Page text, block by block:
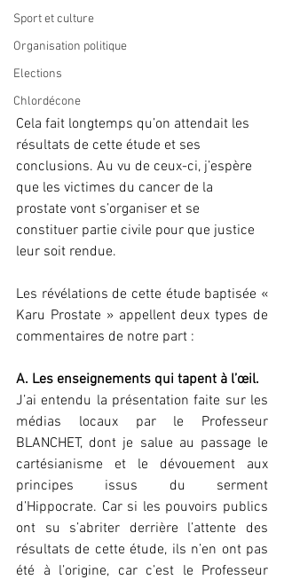
Sport et culture
Organisation politique
Elections
Chlordécone
Cela fait longtemps qu’on attendait les
résultats de cette étude et ses
conclusions. Au vu de ceux-ci, j’espère
que les victimes du cancer de la
prostate vont s’organiser et se
constituer partie civile pour que justice
leur soit rendue.
Les révélations de cette étude baptisée «
Karu Prostate » appellent deux types de
commentaires de notre part :
A. Les enseignements qui tapent à l’œil.
J’ai entendu la présentation faite sur les
médias locaux par le Professeur
BLANCHET, dont je salue au passage le
cartésianisme et le dévouement aux
principes issus du serment
d’Hippocrate. Car si les pouvoirs publics
ont su s’abriter derrière l’attente des
résultats de cette étude, ils n’en ont pas
été à l’origine, car c’est le Professeur